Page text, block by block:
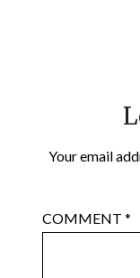
Your email
COMMENT*